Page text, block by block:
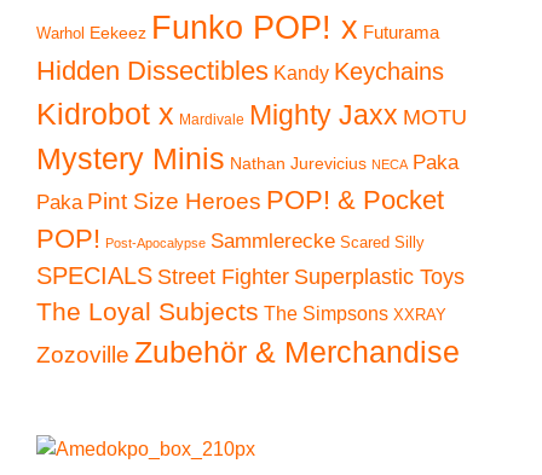
Warhol Eekeez Funko POP! x Futurama
Hidden Dissectibles Kandy Keychains
Kidrobot x Mardivale Mighty Jaxx MOTU
Mystery Minis Nathan Jurevicius NECA Paka
Paka Pint Size Heroes POP! & Pocket
POP! Post-Apocalypse Sammlerecke Scared Silly
SPECIALS Street Fighter Superplastic Toys
The Loyal Subjects The Simpsons XXRAY
Zozoville Zubehör & Merchandise